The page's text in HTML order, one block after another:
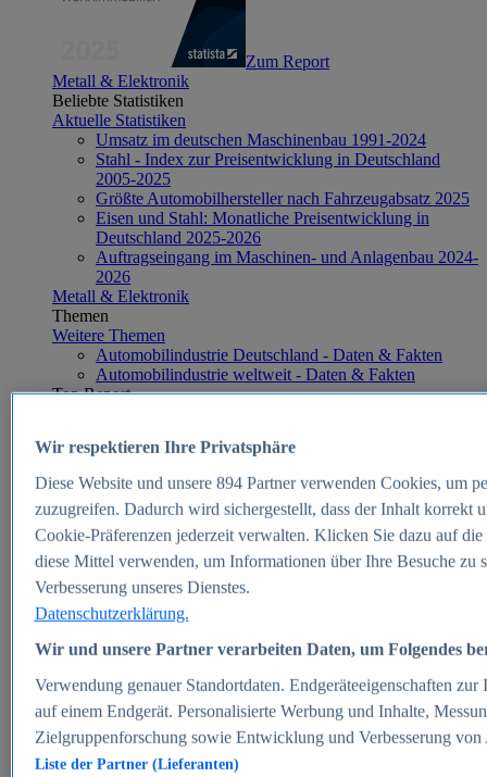
Zum Report
Metall & Elektronik
Beliebte Statistiken
Aktuelle Statistiken
Umsatz im deutschen Maschinenbau 1991-2024
Stahl - Index zur Preisentwicklung in Deutschland
2005-2025
Größte Automobilhersteller nach Fahrzeugabsatz 2025
Eisen und Stahl: Monatliche Preisentwicklung in
Deutschland 2025-2026
Auftragseingang im Maschinen- und Anlagenbau 2024-
2026
Metall & Elektronik
Themen
Weitere Themen
Automobilindustrie Deutschland - Daten & Fakten
Automobilindustrie weltweit - Daten & Fakten
Top Report
Zum Report
E-commerce
Beliebte Statistiken
Aktuelle Statistiken
E-Commerce - Entwicklung des Umsatzes in
Deutschland 1999-2025
Umsatz von Amazon in Deutschland und weltweit
2010-2025
B2C-E-Commerce: Top-50 Online Shops in
Deutschland 2024
Marktanteile von Online-Zahlungsverfahren in
Deutschland 2024
Umsatzstarke Warengruppen im Online-Handel in
Deutschland 2023-2025
Wir respektieren Ihre Privatsphäre
Diese Website und unsere 894Partner verwenden Cookies, um
zuzugreifen. Dadurch wird sichergestellt, dass der Inhalt korrekt
Cookie-Präferenzen jederzeit verwalten. Klicken Sie dazu auf
diese Mittel verwenden, um Informationen über Ihre Besuche
Verbesserung unseres Dienstes.
Datenschutzerklärung.
Wir und unsere Partner verarbeiten Daten, um Folgendes
Verwendung genauer Standortdaten. Endgeräteeigenschaften
auf einem Endgerät. Personalisierte Werbung und Inhalte,
Zielgruppenforschung sowie Entwicklung und Verbesserung von
Liste der Partner (Lieferanten)